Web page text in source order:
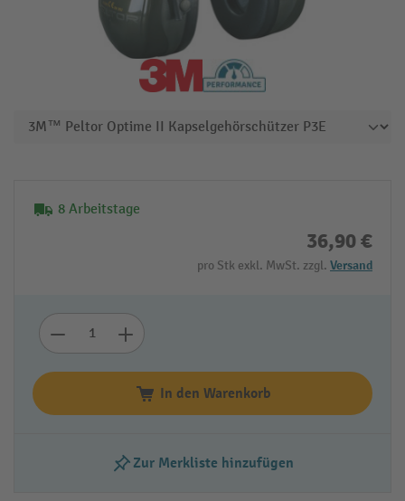
8 Arbeitstage
36,90 €
pro Stk exkl. MwSt. zzgl. Versand
In den Warenkorb
Zur Merkliste hinzufügen